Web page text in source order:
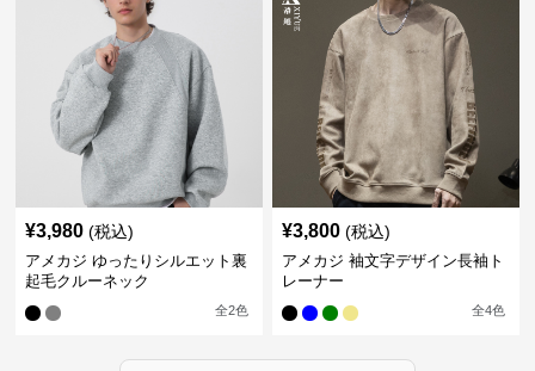
¥3,980 (税込)
アメカジ ゆったりシルエット裏
起毛クルーネック
全2色
¥3,800 (税込)
アメカジ 袖文字デザイン長袖ト
レーナー
全4色